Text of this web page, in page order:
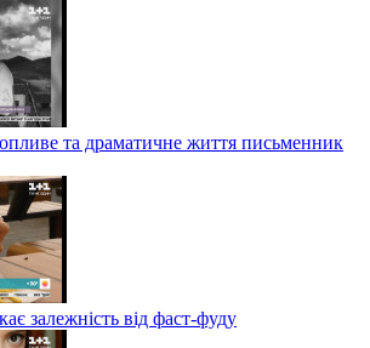
та драматичне життя письменник
залежність від фаст-фуду